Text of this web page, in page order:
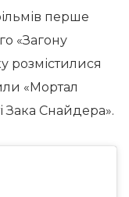
перше
«Загону
розмістилися
«Мортал
Зака ​​Снайдера».